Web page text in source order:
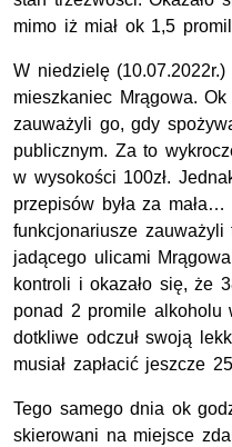
mimo iż miał ok 1,5
W niedzielę
mieszkaniec Mrągowa.
zauważyli go, gdy
publicznym. Za to
w wysokości 100zł.
przepisów była za
funkcjonariusze zauważyli
jadącego ulicami
kontroli i okazało się, że
ponad 2 promile alkoholu
dotkliwe odczuł swoją
musiał zapłacić jeszcze
Tego samego dnia ok
skierowani na miejsce